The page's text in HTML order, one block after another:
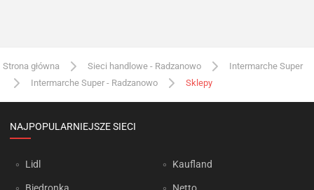
Strona główna Sieci handlowe - Radzanowo
Intermarche Super
Intermarche Super - Radzanowo
Sklepy
NAJPOPULARNIEJSZE SIECI
Lidl Kaufland